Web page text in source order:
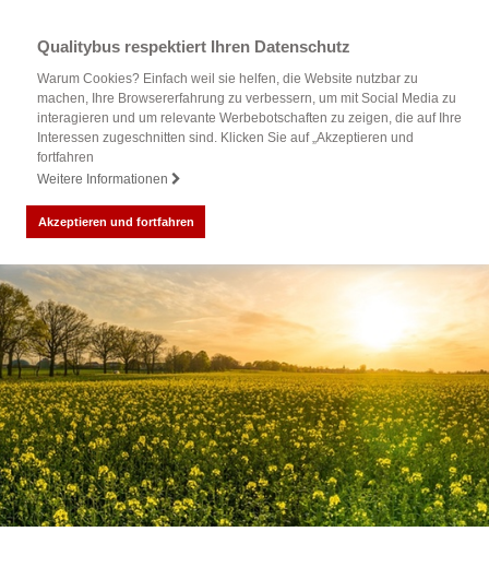
Qualitybus respektiert Ihren Datenschutz
Warum Cookies? Einfach weil sie helfen, die Website nutzbar zu
machen, Ihre Browsererfahrung zu verbessern, um mit Social Media zu
interagieren und um relevante Werbebotschaften zu zeigen, die auf Ihre
Interessen zugeschnitten sind. Klicken Sie auf „Akzeptieren und
fortfahren
Weitere Informationen
Akzeptieren und fortfahren